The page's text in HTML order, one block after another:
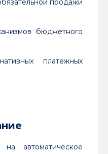
бюджетного
платежных
автоматическое